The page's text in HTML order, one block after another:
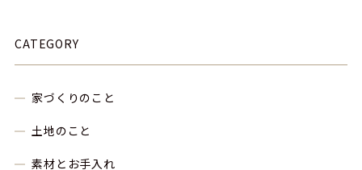
CATEGORY
家づくりのこと
土地のこと
素材とお手入れ